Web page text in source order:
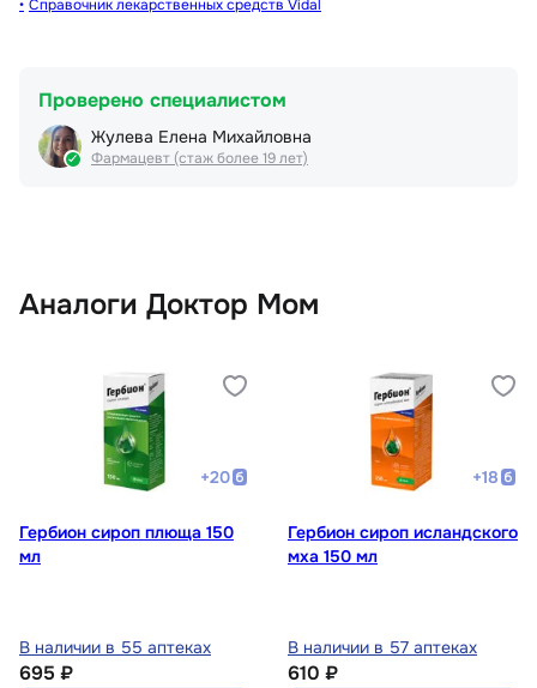
Справочник лекарственных средств Vidal
Проверено специалистом
Жулева Елена Михайловна
Фармацевт (стаж более 19 лет)
Аналоги Доктор Мом
+20
Гербион сироп плюща 150
мл
В наличии в 55 аптеках
695 ₽
+18
Гербион сироп исландского
мха 150 мл
В наличии в 57 аптеках
610 ₽